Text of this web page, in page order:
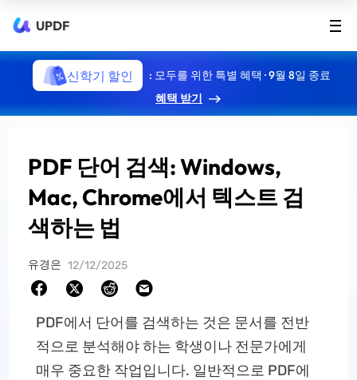
UPDF
신학기 할인
: 모두를 위한 특별 혜택 · 9월 8일 종료
혜택 받기
PDF 단어 검색: Windows,
Mac, Chrome에서 텍스트 검
색하는 법
유경은 12/12/2025
PDF에서 단어를 검색하는 것은 문서를 전반
적으로 분석해야 하는 학생이나 전문가에게
매우 중요한 작업입니다. 일반적으로 PDF에